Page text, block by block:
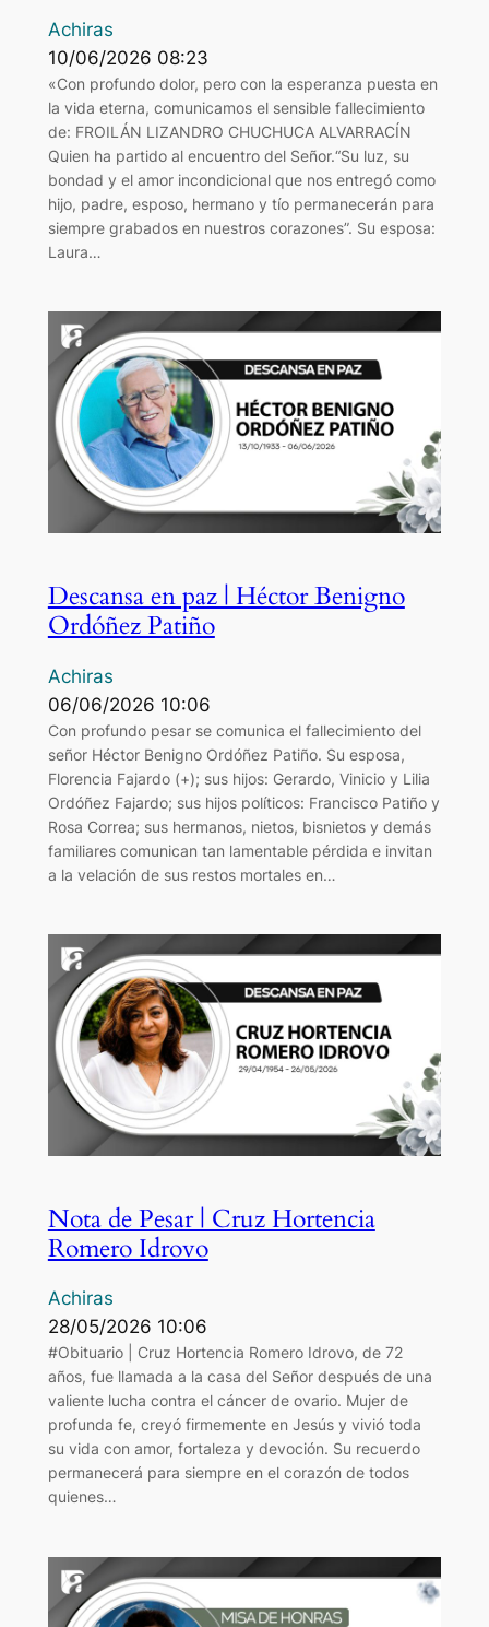
Achiras
10/06/2026 08:23
«Con profundo dolor, pero con la esperanza puesta en
la vida eterna, comunicamos el sensible fallecimiento
de: FROILÁN LIZANDRO CHUCHUCA ALVARRACÍN
Quien ha partido al encuentro del Señor.“Su luz, su
bondad y el amor incondicional que nos entregó como
hijo, padre, esposo, hermano y tío permanecerán para
siempre grabados en nuestros corazones”. Su esposa:
Laura…
Descansa en paz | Héctor Benigno
Ordóñez Patiño
Achiras
06/06/2026 10:06
Con profundo pesar se comunica el fallecimiento del
señor Héctor Benigno Ordóñez Patiño. Su esposa,
Florencia Fajardo (+); sus hijos: Gerardo, Vinicio y Lilia
Ordóñez Fajardo; sus hijos políticos: Francisco Patiño y
Rosa Correa; sus hermanos, nietos, bisnietos y demás
familiares comunican tan lamentable pérdida e invitan
a la velación de sus restos mortales en…
Nota de Pesar | Cruz Hortencia
Romero Idrovo
Achiras
28/05/2026 10:06
#Obituario | Cruz Hortencia Romero Idrovo, de 72
años, fue llamada a la casa del Señor después de una
valiente lucha contra el cáncer de ovario. Mujer de
profunda fe, creyó firmemente en Jesús y vivió toda
su vida con amor, fortaleza y devoción. Su recuerdo
permanecerá para siempre en el corazón de todos
quienes…